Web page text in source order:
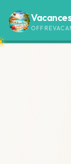
Vacances